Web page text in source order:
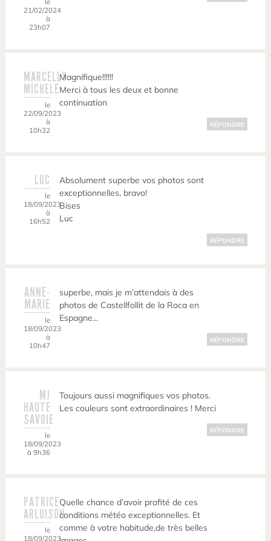
21/02/2024
à
23h07
MARCELLY
MICHELE
le
22/09/2023
à
10h32
Magnifique!!!!!!
Merci à tous les deux et bonne
continuation
RÉPONDRE
LUC
le
18/09/2023
à
16h52
Absolument superbe vos photos sont
exceptionnelles, bravo!
Bises
Luc
RÉPONDRE
ANNE-
MARIE
le
18/09/2023
à
10h47
superbe, mais je m’attendais à des
photos de Castellfollit de la Roca en
Espagne…
RÉPONDRE
MJ
HAUTE
SAVOIE
le
18/09/2023
à 9h36
Toujours aussi magnifiques vos photos.
Les couleurs sont extraordinaires ! Merci
RÉPONDRE
PATRICE
ARLUISON
le
18/09/2023
Quelle chance d’avoir profité de ces
conditions météo exceptionnelles. Et
comme à votre habitude,de très belles